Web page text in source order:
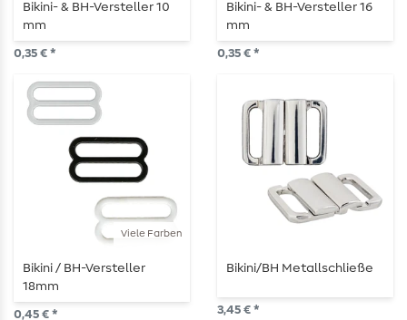
Bikini- & BH-Versteller 10
mm
0,35 € *
Bikini- & BH-Versteller 16
mm
0,35 € *
Viele Farben
Bikini / BH-Versteller
18mm
0,45 € *
Bikini/BH Metallschließe
3,45 € *